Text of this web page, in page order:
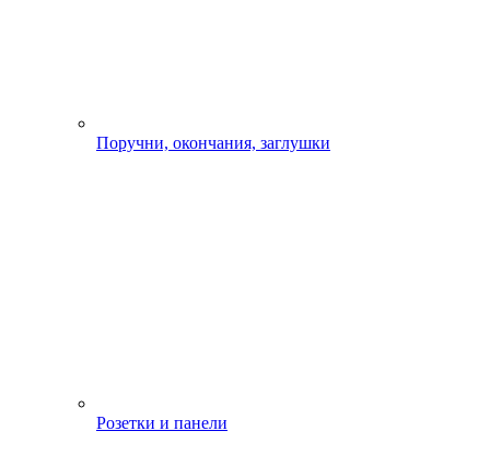
Поручни, окончания, заглушки
Розетки и панели